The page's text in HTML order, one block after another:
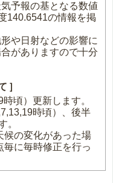
予報の基となる数値
140.6541の情報を掲
や日射などの影響に
がありますので十分
］
頃）更新します。
時頃）、後半
。
の変化があった場
に毎時修正を行っ